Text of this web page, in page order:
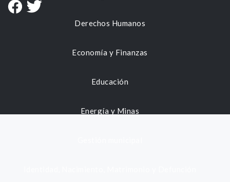
Derechos Humanos
Economía y Finanzas
Educación
Energía y Minas